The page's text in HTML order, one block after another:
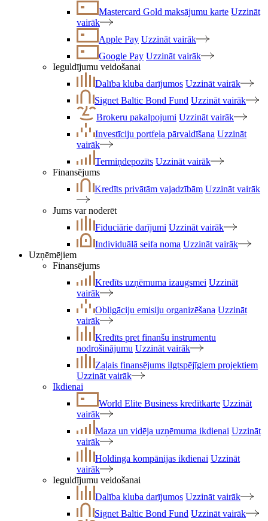
Mastercard Gold maksājumu karte Uzzināt
vairāk
Apple Pay Uzzināt vairāk
Google Pay Uzzināt vairāk
Ieguldījumu veidošanai
Dalība kluba darījumos Uzzināt vairāk
Signet Baltic Bond Fund Uzzināt vairāk
Brokeru pakalpojumi Uzzināt vairāk
Investīciju portfeļa pārvaldīšana Uzzināt
vairāk
Termiņdepozīts Uzzināt vairāk
Finansējums
Kredīts privātām vajadzībām Uzzināt vairāk
Jums var noderēt
Fiduciārie darījumi Uzzināt vairāk
Individuālā seifa noma Uzzināt vairāk
Uzņēmējiem
Finansējums
Kredīts uzņēmuma izaugsmei Uzzināt
vairāk
Obligāciju emisiju organizēšana Uzzināt
vairāk
Kredīts pret finanšu instrumentu
nodrošinājumu Uzzināt vairāk
Zaļais finansējums ilgtspējīgiem projektiem
Uzzināt vairāk
Ikdienai
World Elite Business kredītkarte Uzzināt
vairāk
Maza un vidēja uzņēmuma ikdienai Uzzināt
vairāk
Holdinga kompānijas ikdienai Uzzināt
vairāk
Ieguldījumu veidošanai
Dalība kluba darījumos Uzzināt vairāk
Signet Baltic Bond Fund Uzzināt vairāk